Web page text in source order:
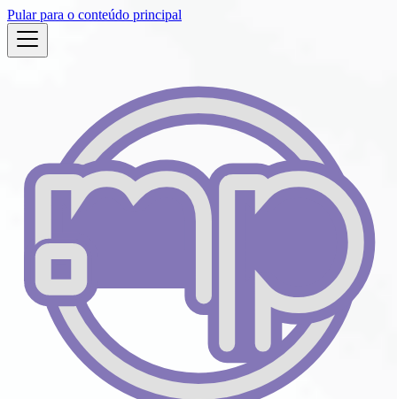
Pular para o conteúdo principal